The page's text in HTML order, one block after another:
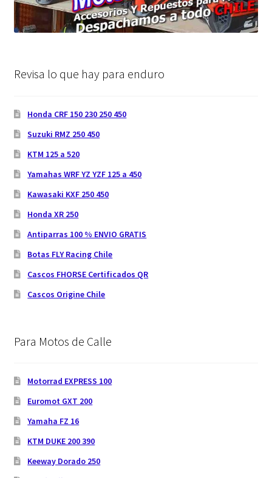
Revisa lo que hay para enduro
Honda CRF 150 230 250 450
Suzuki RMZ 250 450
KTM 125 a 520
Yamahas WRF YZ YZF 125 a 450
Kawasaki KXF 250 450
Honda XR 250
Antiparras 100 % ENVIO GRATIS
Botas FLY Racing Chile
Cascos FHORSE Certificados QR
Cascos Origine Chile
Para Motos de Calle
Motorrad EXPRESS 100
Euromot GXT 200
Yamaha FZ 16
KTM DUKE 200 390
Keeway Dorado 250